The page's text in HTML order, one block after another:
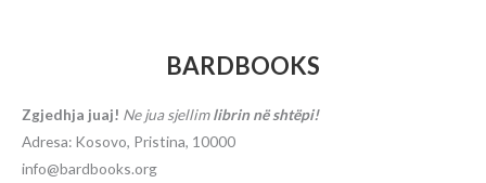
BARDBOOKS
Zgjedhja juaj! Ne jua sjellimlibrin në shtëpi!
Adresa: Kosovo, Pristina, 10000
info@bardbooks.org